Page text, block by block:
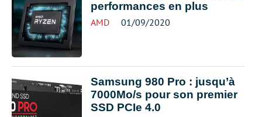
performances en plus
AMD 01/09/2020
Samsung 980 Pro : jusqu’à
7000Mo/s pour son premier
SSD PCIe 4.0